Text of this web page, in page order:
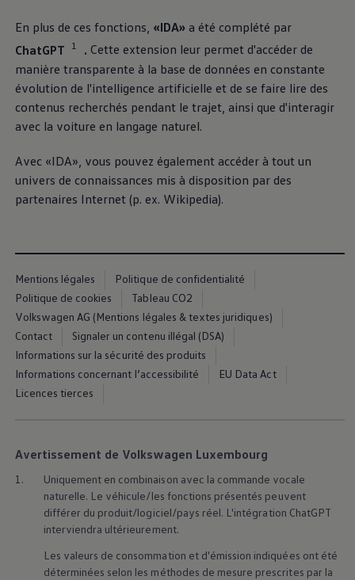
Garantie et financement
-> Informations utiles
-> REACH
-> Declarations of conformity
-> Action de rappel des moteurs diesel EA189
-> Informations sur les pneumatiques
-> Garantie
-> WLTP
-> Mises à jour logicielles
Mise à jour GPS
Mises à jour logicielles pour véhicules
-> Rappel de sécurité des airbags Takata
-> Payez votre parking
Connecter un téléphone mobile au véhicule
Mises à jour pour les logiciels, les cartes et la
Applications Volkswagen, connexion et
Réseau Volkswagen Luxembourg
Liste des concessionnaires
Recherche de concessionnaire
75 ans de Volkswagen au Luxembourg
Véhicules en stock
En plus de ces fonctions, «IDA»a été complété par
ChatGPT
1 . Cette extension leur permet d'accéder de
manière transparente à la base de données en constante
évolution de l'intelligence artificielle et de se faire lire des
contenus recherchés pendant le trajet, ainsi que d'interagir
avec la voiture en langage naturel.
Avec «IDA», vous pouvez également accéder à tout un
univers de connaissances mis à disposition par des
partenaires Internet (p. ex. Wikipedia).
Mentions légales
Politique de confidentialité
Politique de cookies
Tableau CO2
Volkswagen AG (Mentions légales & textes juridiques)
Contact
Signaler un contenu illégal (DSA)
Informations sur la sécurité des produits
Informations concernant l’accessibilité
EU Data Act
Licences tierces
Avertissement de Volkswagen Luxembourg
1.
Uniquement en combinaison avec la commande vocale
naturelle. Le véhicule/les fonctions présentés peuvent
différer du produit/logiciel/pays réel. L'intégration ChatGPT
interviendra ultérieurement.
Les valeurs de consommation et d'émission indiquées ont été
déterminées selon les méthodes de mesure prescrites par la